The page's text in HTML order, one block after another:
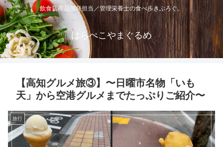
飲食店商品開発担当／管理栄養士の食べ歩きぶろぐ。
はらぺこやまぐるめ
【高知グルメ旅③】〜日曜市名物「いも
天」から空港グルメまでたっぷりご紹介〜
旅行